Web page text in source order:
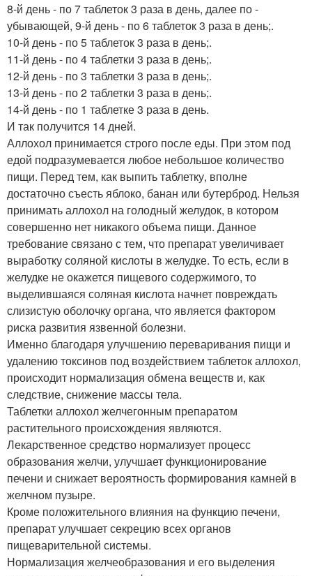
8-й день - по 7 таблеток 3 раза в день, далее по -
убывающей, 9-й день - по 6 таблеток 3 раза в день;.
10-й день - по 5 таблеток 3 раза в день;.
11-й день - по 4 таблетки 3 раза в день;.
12-й день - по 3 таблетки 3 раза в день;.
13-й день - по 2 таблетки 3 раза в день;.
14-й день - по 1 таблетке 3 раза в день.
И так получится 14 дней.
Аллохол принимается строго после еды. При этом под
едой подразумевается любое небольшое количество
пищи. Перед тем, как выпить таблетку, вполне
достаточно съесть яблоко, банан или бутерброд. Нельзя
принимать аллохол на голодный желудок, в котором
совершенно нет никакого объема пищи. Данное
требование связано с тем, что препарат увеличивает
выработку соляной кислоты в желудке. То есть, если в
желудке не окажется пищевого содержимого, то
выделившаяся соляная кислота начнет повреждать
слизистую оболочку органа, что является фактором
риска развития язвенной болезни.
Именно благодаря улучшению переваривания пищи и
удалению токсинов под воздействием таблеток аллохол,
происходит нормализация обмена веществ и, как
следствие, снижение массы тела.
Таблетки аллохол желчегонным препаратом
растительного происхождения являются.
Лекарственное средство нормализует процесс
образования желчи, улучшает функционирование
печени и снижает вероятность формирования камней в
желчном пузыре.
Кроме положительного влияния на функцию печени,
препарат улучшает секрецию всех органов
пищеварительной системы.
Нормализация желчеобразования и его выделения